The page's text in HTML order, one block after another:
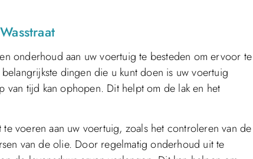
onderhoud aan uw voertuig te besteden om ervoor te
dingen die u kunt doen is uw voertuig
tijd kan ophopen. Dit helpt om de lak en het
voeren aan uw voertuig, zoals het controleren van de
van de olie. Door regelmatig onderhoud uit te